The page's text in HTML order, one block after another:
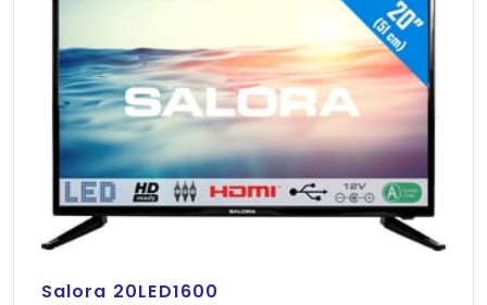
Salora 20LED1600